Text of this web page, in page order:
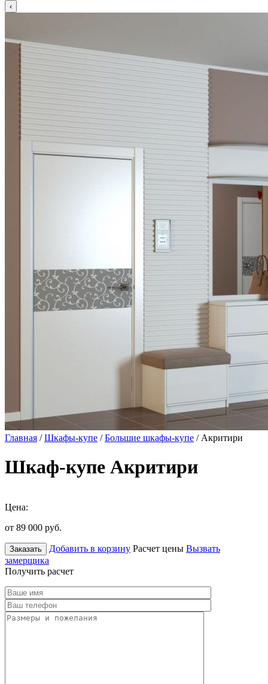
Главная /Шкафы-купе /Большие шкафы-купе / Акритири
Шкаф-купе Акритири
Цена:
от 89 000 руб.
Заказать Добавить в корзину Расчет цены Вызвать
замерщика
Получить расчет